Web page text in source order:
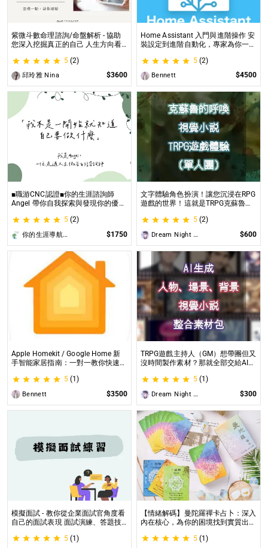
紫微斗數命理諮詢/命盤解析 - 協助
您深入挖掘真正的自己 人生方向看
璀璨一生
5 (2)
邱玲雅 Nina $3600
Home Assistant 入門與進階操作 安
裝設定到進階自動化，專家為你一對
5 (2)
Bennett $4500
■職游CNC認證■你的生涯諮詢師
Angel 帶你自我探索與發現你的優勢
生涯諮詢師 Angel 為你服務😊
5 (2)
你的生涯導航諮詢師Angel $1750
文字體驗角色扮演！讓您沉浸在RPG
遊戲的世界！這就是TRPG克蘇魯的
驗桌上型角色扮演遊戲（TRPG）的
玩家所開設的體驗項目。
5 (2)
Dream Night Butterfly $600
Apple Homekit / Google Home 新
手智能家居指南：一對一教你快速入
在線解答，輕鬆打造理想的智慧生活
5 (1)
Bennett $3500
TRPG遊戲主持人（GM）想帶團但又
沒時間製作素材？那就全部交給AI來
TRPG主持人（GM）們所開設的項
目，主要是為了讓主持人能少準備一
些東西。
5 (1)
Dream Night Butterfly $300
模擬面試 - 教你從企業面試官角度看
自己的面試表現 面試演練、答題技
5 (1)
【情緒解碼】曼陀羅禪卡占卜：深入
內在核心，為你的困境找到實質出口
情緒解析，打破人生卡關循環
5 (1)